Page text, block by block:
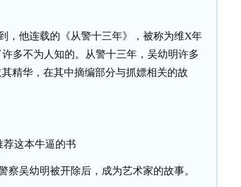
，他连载的《从警十三年》，被称为维X年
多不为人知的。从警十三年，吴幼明许多
精华，在其中摘编部分与抓嫖相关的故
荐这本牛逼的书
察吴幼明被开除后，成为艺术家的故事。